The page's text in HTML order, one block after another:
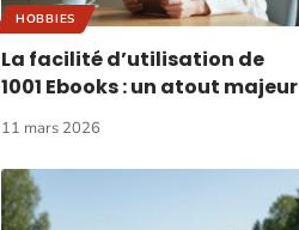
HOBBIES
La facilité d’utilisation de
1001 Ebooks : un atout majeur
11 mars 2026